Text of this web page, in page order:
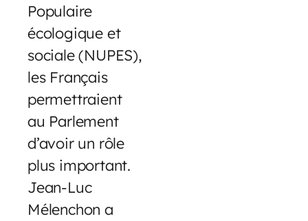
Populaire
écologique et
sociale (NUPES),
les Français
permettraient
au Parlement
d’avoir un rôle
plus important.
Jean-Luc
Mélenchon a